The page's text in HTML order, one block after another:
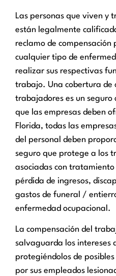
Las personas que viven y
están legalmente
reclamo de
cualquier tipo de
realizar sus respectivas
trabajo. Una cobertura de
trabajadores es un
que las empresas deben
Florida, todas las
del personal deben
seguro que protege a los
asociadas con
pérdida de ingresos,
gastos de funeral /
enfermedad ocupacional.
La compensación del
salvaguarda los intereses
protegiéndolos de
por sus empleados